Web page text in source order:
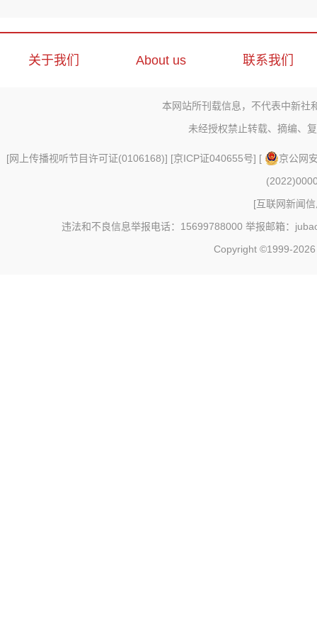
关于我们 About us 联系我们
本网站所刊载信息，不代表中新社
未经授权禁止转载、摘编、
[网上传播视听节目许可证(0106168)] [京ICP证040655号] [
京公网
[互联网新闻
违法和不良信息举报电话：15699788000 举报邮箱：
Copyright ©1999-